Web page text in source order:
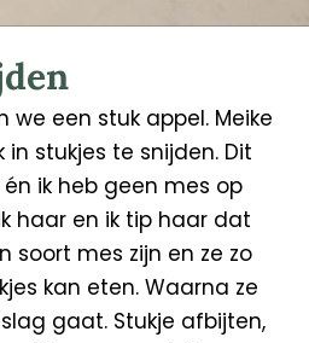
we een stuk appel. Meike
stukjes te snijden. Dit
ik heb geen mes op
haar en ik tip haar dat
soort mes zijn en ze zo
kan eten. Waarna ze
gaat. Stukje afbijten,